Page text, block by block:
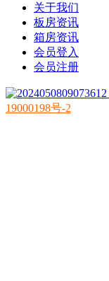
关于我们
板房资讯
箱房资讯
会员登入
会员注册
19000198号-2